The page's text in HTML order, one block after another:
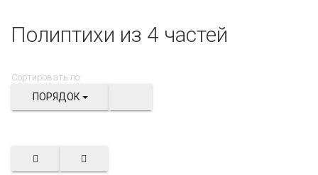
Полиптихи из 4 частей
Сортировать по:
ПОРЯДОК